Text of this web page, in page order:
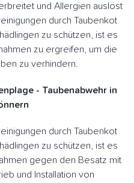
und Allergien auslöst
durch Taubenkot
zu schützen, ist es
zu ergreifen, um die
zu verhindern.
- Taubenabwehr in
durch Taubenkot
zu schützen, ist es
gegen den Besatz mit
und Installation von